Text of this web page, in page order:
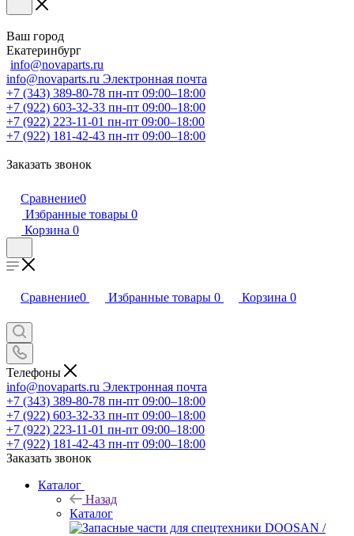
Ваш город
Екатеринбург
info@novaparts.ru
info@novaparts.ru Электронная почта
+7 (343) 389-80-78 пн-пт 09:00–18:00
+7 (922) 603-32-33 пн-пт 09:00–18:00
+7 (922) 223-11-01 пн-пт 09:00–18:00
+7 (922) 181-42-43 пн-пт 09:00–18:00
Заказать звонок
Сравнение0
Избранные товары 0
Корзина 0
Сравнение0 Избранные товары 0 Корзина 0
Телефоны
info@novaparts.ru Электронная почта
+7 (343) 389-80-78 пн-пт 09:00–18:00
+7 (922) 603-32-33 пн-пт 09:00–18:00
+7 (922) 223-11-01 пн-пт 09:00–18:00
+7 (922) 181-42-43 пн-пт 09:00–18:00
Заказать звонок
Каталог
Назад
Каталог